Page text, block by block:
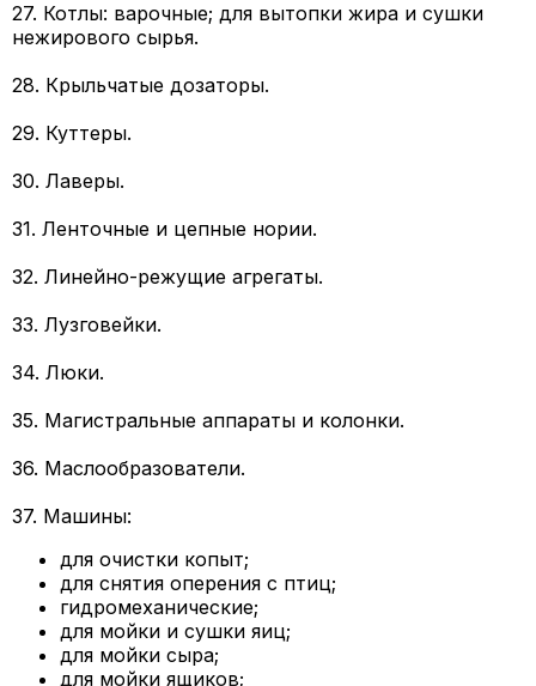
27. Котлы: варочные; для вытопки жира и сушки
нежирового сырья.
28. Крыльчатые дозаторы.
29. Куттеры.
30. Лаверы.
31. Ленточные и цепные нории.
32. Линейно-режущие агрегаты.
33. Лузговейки.
34. Люки.
35. Магистральные аппараты и колонки.
36. Маслообразователи.
37. Машины:
для очистки копыт;
для снятия оперения с птиц;
гидромеханические;
для мойки и сушки яиц;
для мойки сыра;
для мойки ящиков;